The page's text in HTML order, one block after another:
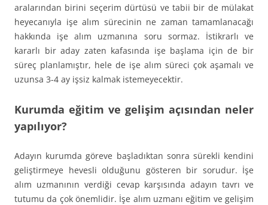
aralarından birini seçerim dürtüsü ve tabii bir de mülakat
heyecanıyla işe alım sürecinin ne zaman tamamlanacağı
hakkında işe alım uzmanına soru sormaz. İstikrarlı ve
kararlı bir aday zaten kafasında işe başlama için de bir
süreç planlamıştır, hele de işe alım süreci çok aşamalı ve
uzunsa 3-4 ay işsiz kalmak istemeyecektir.
Kurumda eğitim ve gelişim açısından neler
yapılıyor?
Adayın kurumda göreve başladıktan sonra sürekli kendini
geliştirmeye hevesli olduğunu gösteren bir sorudur. İşe
alım uzmanının verdiği cevap karşısında adayın tavrı ve
tutumu da çok önemlidir. İşe alım uzmanı eğitim ve gelişim